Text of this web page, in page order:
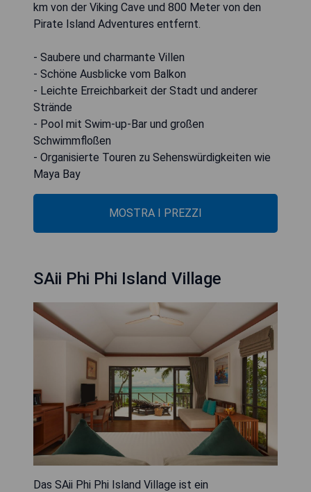
km von der Viking Cave und 800 Meter von den
Pirate Island Adventures entfernt.
- Saubere und charmante Villen
- Schöne Ausblicke vom Balkon
- Leichte Erreichbarkeit der Stadt und anderer
Strände
- Pool mit Swim-up-Bar und großen
Schwimmfloßen
- Organisierte Touren zu Sehenswürdigkeiten wie
Maya Bay
MOSTRA I PREZZI
SAii Phi Phi Island Village
Das SAii Phi Phi Island Village ist ein